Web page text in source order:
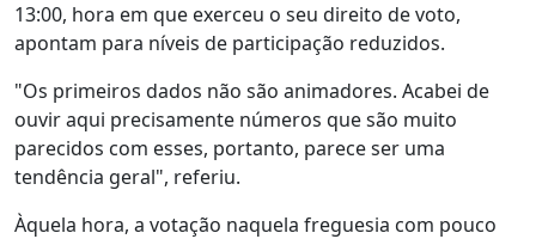
13:00, hora em que exerceu o seu direito de voto,
apontam para níveis de participação reduzidos.
"Os primeiros dados não são animadores. Acabei de
ouvir aqui precisamente números que são muito
parecidos com esses, portanto, parece ser uma
tendência geral", referiu.
Àquela hora, a votação naquela freguesia com pouco